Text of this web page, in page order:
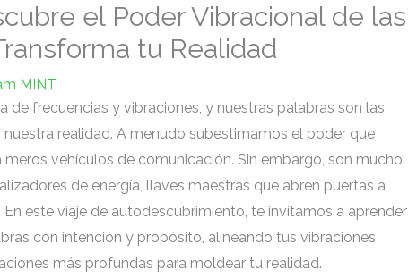
el Poder Vibracional de las
tu Realidad
MINT
de frecuencias y vibraciones, y nuestras palabras son las
realidad. A menudo subestimamos el poder que
meros vehículos de comunicación. Sin embargo, son mucho
de energía, llaves maestras que abren puertas a
En este viaje de autodescubrimiento, te invitamos a aprender
con intención y propósito, alineando tus vibraciones
más profundas para moldear tu realidad.